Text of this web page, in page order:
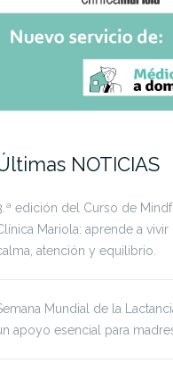
NOTICIAS
edición del Curso de
Mariola: aprende a vivir
atención y equilibrio.
Mundial de la
apoyo esencial para